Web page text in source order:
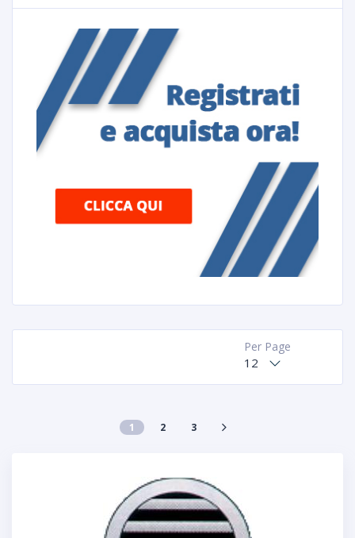
Per Page
12
1 2 3